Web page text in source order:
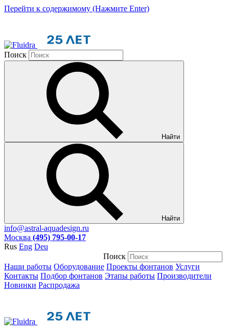
Перейти к содержимому (Нажмите Enter)
Поиск
Найти
Найти
info@astral-aquadesign.ru
Москва (495) 795-00-17
Rus Eng Deu
Поиск
Наши работы Оборудование Проекты фонтанов Услуги
Контакты Подбор фонтанов Этапы работы Производители
Новинки Распродажа